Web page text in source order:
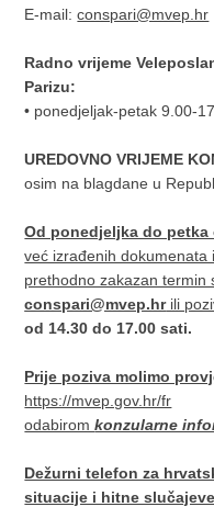
E-mail:conspari@mvep.hr
Radno vrijeme
Parizu:
• ponedjeljak-petak 9.00-
UREDOVNO VRIJEME
osim na blagdane u
Od ponedjeljka do petka
već izrađenih dokumenata
prethodno zakazan termin
conspari@mvep.hrili
od 14.30 do 17.00 sati.
Prije poziva molimo
https://mvep.gov.hr/fr
odabiromkonzularne
Dežurni telefon za
situacije i hitne